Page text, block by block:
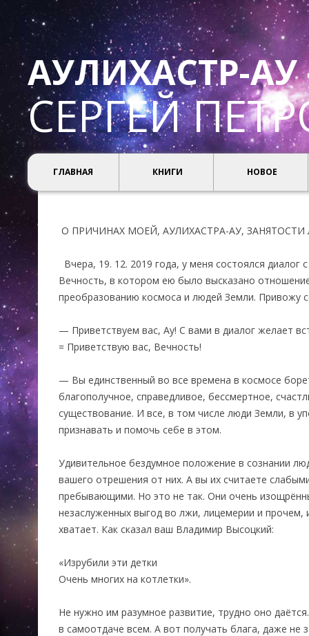
АУЛИХАСТР-АУ
СЕРГЕЙ
ГЛАВНАЯ КНИГИ НОВОЕ
О ПРИЧИНАХ МОЕЙ, АУЛИХАСТРА-АУ,
Вчера, 19. 12. 2019 года, у меня состоялся диалог
Вечность, в котором ею было высказано
преобразованию космоса и людей Земли. Привожу
— Приветствуем вас, Ау! С вами в диалог желает
= Приветствую вас, Вечность!
— Вы единственный во все времена в космосе
благополучное, справедливое, бессмертное,
существование. И все, в том числе люди Земли, в
признавать и помочь себе в этом.
Удивительное бездумное положение в сознании
вашего отрешения от них. А вы их считаете
пребывающими. Но это не так. Они очень
незаслуженных выгод во лжи, лицемерии и прочем,
хватает. Как сказал ваш Владимир Высоцкий:
«Изрубили эти детки
Очень многих на котлетки».
Не нужно им разумное развитие, трудно оно
в самоотдаче всем. А вот получать блага, даже не